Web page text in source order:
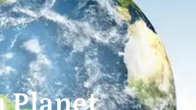
Planet